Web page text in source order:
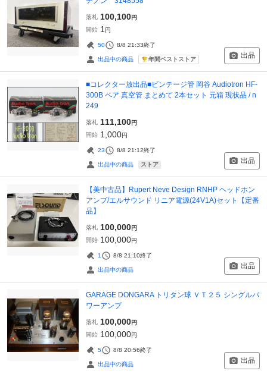
落札 100,100円
開始 1 円
50 8/8 21:33終了
出品中の商品 年間ベストストア 出品
■コレクター放出品■ビンテージ管 岡谷 Audiotron HF-
300B ペア 真空管 まとめて 2本セット 元箱 現状品 / n
249
落札 111,100円
開始 1,000円
23 8/8 21:12終了
出品中の商品 ストア 出品
【美中古品】Rupert Neve Design RNHP ヘッドホン
アンプ/エルサウンド リニア電源(24V1A)セット【定番
品】
落札 100,000円
開始 100,000円
1 8/8 21:10終了
出品中の商品 出品
GARAGE DONGARA トリタン球 ＶＴ２５ シングルパ
ワーアンプ
落札 100,000円
開始 100,000円
5 8/8 20:56終了
出品中の商品 出品